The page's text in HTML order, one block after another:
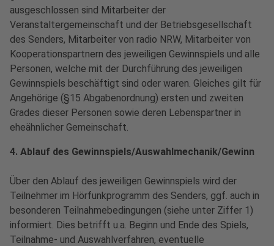
ausgeschlossen sind Mitarbeiter der
Veranstaltergemeinschaft und der Betriebsgesellschaft
des Senders, Mitarbeiter von radio NRW, Mitarbeiter von
Kooperationspartnern des jeweiligen Gewinnspiels und alle
Personen, welche mit der Durchführung des jeweiligen
Gewinnspiels beschäftigt sind oder waren. Gleiches gilt für
Angehörige (§15 Abgabenordnung) ersten und zweiten
Grades dieser Personen sowie deren Lebenspartner in
eheähnlicher Gemeinschaft.
4. Ablauf des Gewinnspiels/Auswahlmechanik/Gewinn
Über den Ablauf des jeweiligen Gewinnspiels wird der
Teilnehmer im Hörfunkprogramm des Senders, ggf. auch in
besonderen Teilnahmebedingungen (siehe unter Ziffer 1)
informiert. Dies betrifft u.a. Beginn und Ende des Spiels,
Teilnahme- und Auswahlverfahren, eventuelle